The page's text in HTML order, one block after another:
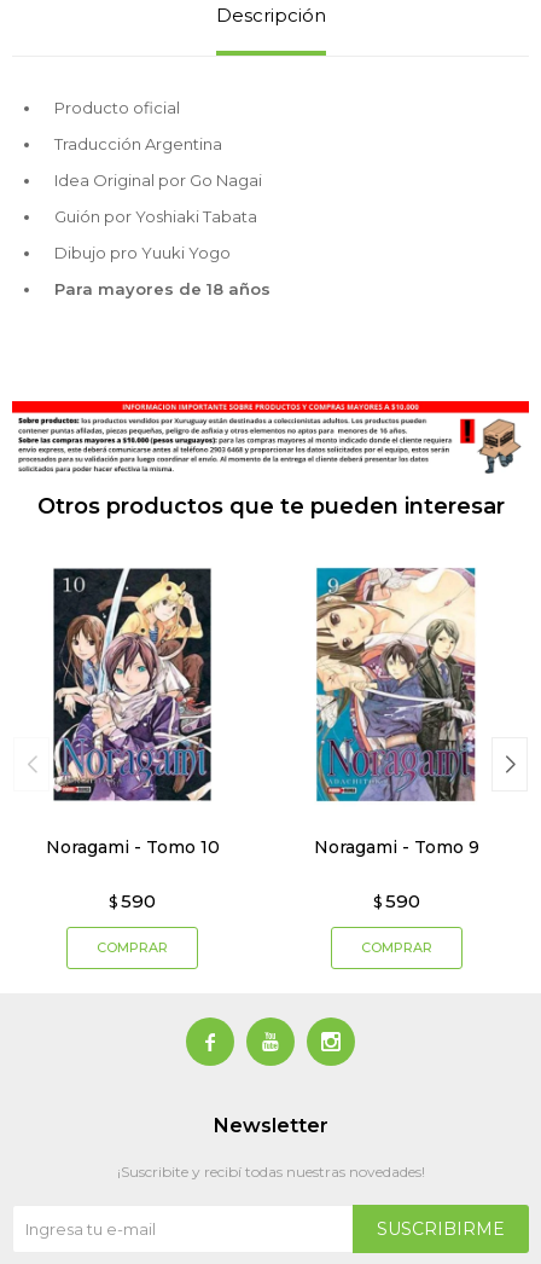
Descripción
Producto oficial
Traducción Argentina
Idea Original por Go Nagai
Guión por Yoshiaki Tabata
Dibujo pro Yuuki Yogo
Para mayores de 18 años
Otros productos que te pueden interesar
Noragami - Tomo 10
$ 590
Noragami - Tomo 9
$ 590
  
Newsletter
¡Suscribite y recibí todas nuestras novedades!
SUSCRIBIRME